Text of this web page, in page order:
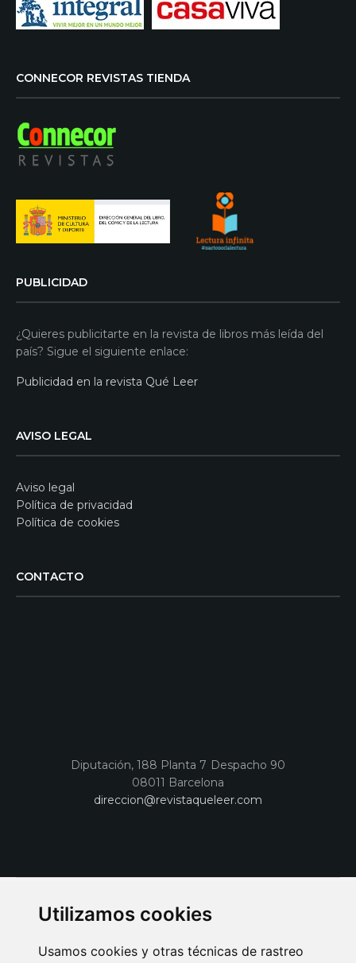
Utilizamos cookies
Usamos cookies y otras técnicas de rastreo
CONNECOR REVISTAS TIENDA
PUBLICIDAD
¿Quieres publicitarte en la revista de libros más leída del
país? Sigue el siguiente enlace:
Publicidad en la revista Qué Leer
AVISO LEGAL
Aviso legal
Política de privacidad
Política de cookies
CONTACTO
Diputación, 188 Planta 7 Despacho 90
08011 Barcelona
direccion@revistaqueleer.com